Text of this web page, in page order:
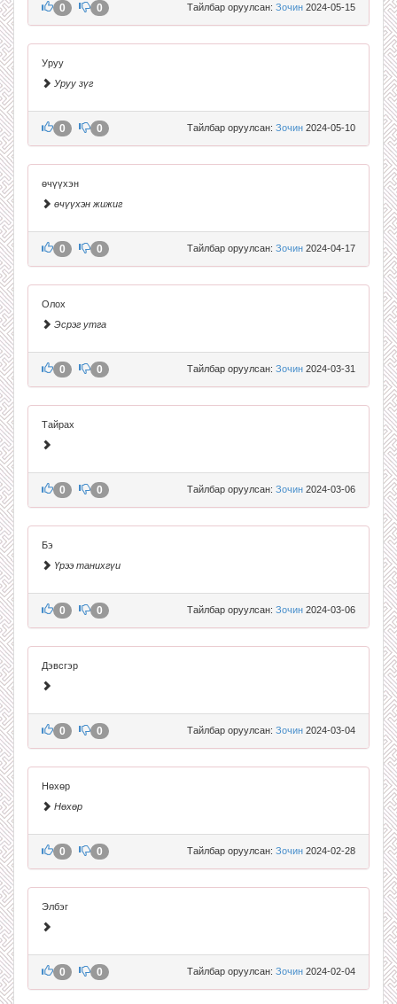
Тайлбар оруулсан: Зочин 2024-05-15
0 0
Уруу
Уруу зүг
Тайлбар оруулсан: Зочин 2024-05-10
0 0
өчүүхэн
өчүүхэн жижиг
Тайлбар оруулсан: Зочин 2024-04-17
0 0
Олох
Эсрэг утга
Тайлбар оруулсан: Зочин 2024-03-31
0 0
Тайрах
Тайлбар оруулсан: Зочин 2024-03-06
0 0
Бэ
Үрээ танихгүи
Тайлбар оруулсан: Зочин 2024-03-06
0 0
Дэвсгэр
Тайлбар оруулсан: Зочин 2024-03-04
0 0
Нөхөр
Нөхөр
Тайлбар оруулсан: Зочин 2024-02-28
0 0
Элбэг
Тайлбар оруулсан: Зочин 2024-02-04
0 0